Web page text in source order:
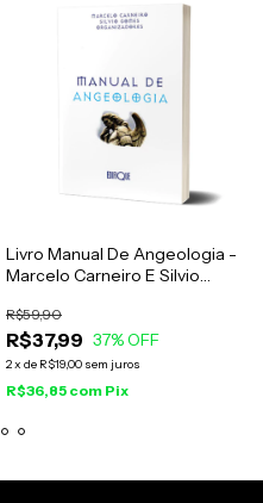
Livro Manual De Angeologia -
Marcelo Carneiro E Silvio
R$37,99
R$59,90
37% OFF
2x de R$19,00 sem juros
R$36,85 com Pix